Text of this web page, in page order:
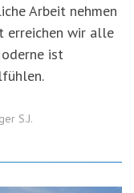
Arbeit nehmen
erreichen wir alle
ist
S.J.